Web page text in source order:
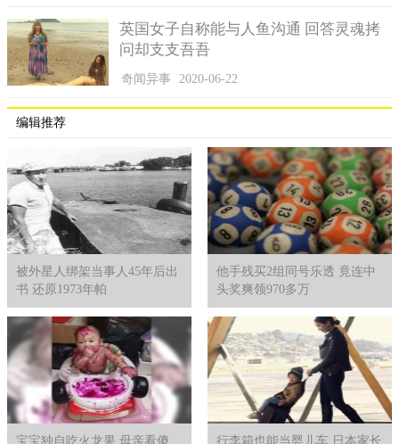
英国女子自称能与人鱼沟通 回答灵魂拷
问却支支吾吾
奇闻异事 2020-06-22
编辑推荐
被外星人绑架当事人45年后出
书 还原1973年帕
他手残买2组同号乐透 竟连中
头奖爽领970多万
宝宝独自吃火龙果 母亲看傻 行李箱也能当婴儿车 日本家长